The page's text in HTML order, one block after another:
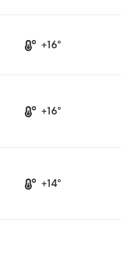
+16°
+16°
+14°